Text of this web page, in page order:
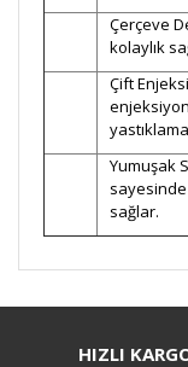
Çerçeve
kolaylık
Çift
Yumuşak
sağlar.
HIZLI